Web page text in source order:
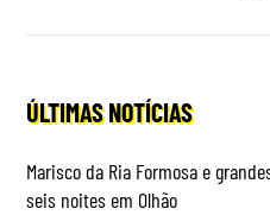
ÚLTIMAS NOTÍCIAS
Marisco da Ria Formosa e
seis noites em Olhão